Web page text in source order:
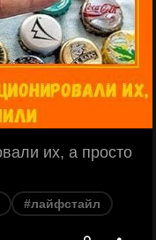
их, а просто
#лайфстайл